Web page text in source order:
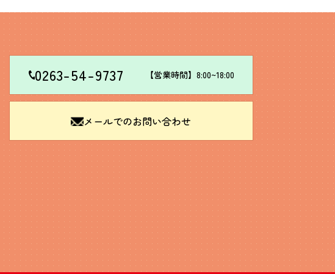
0263-54-9737 【営業時間】8:00~18:00
メールでのお問い合わせ